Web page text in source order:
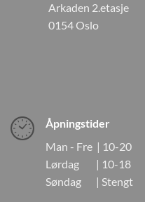
Arkaden 2.etasje
0154 Oslo
Åpningstider
Man - Fre | 10-20
Lørdag | 10-18
Søndag | Stengt